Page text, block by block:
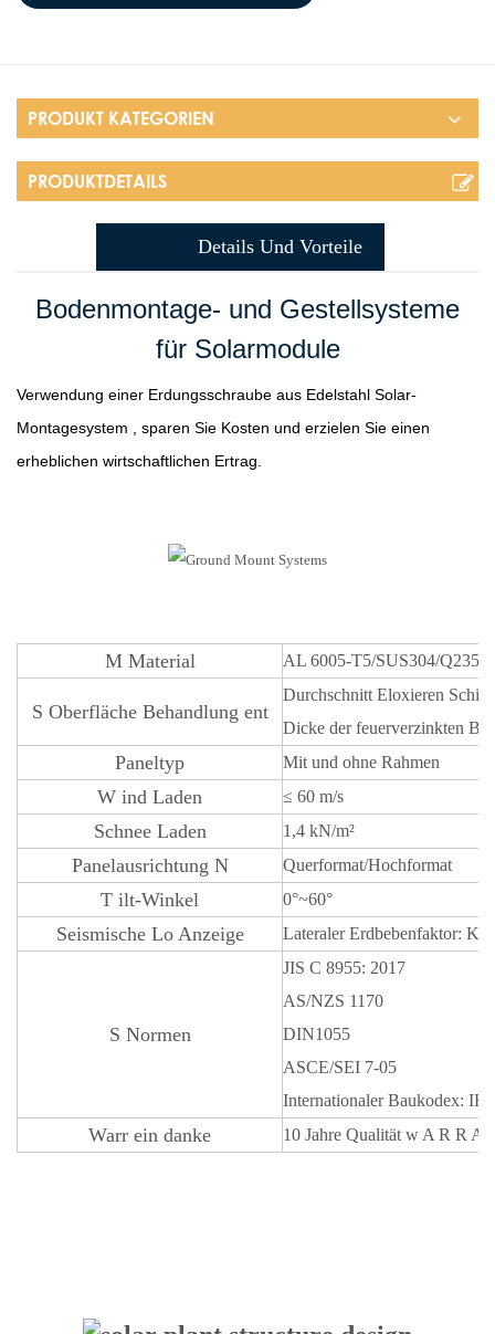
PRODUKT KATEGORIEN
PRODUKTDETAILS
Details Und Vorteile
Bodenmontage- und Gestellsysteme
für Solarmodule
Verwendung einer Erdungsschraube aus Edelstahl Solar-
Montagesystem , sparen Sie Kosten und erzielen Sie einen
erheblichen wirtschaftlichen Ertrag.
M Material AL 6005-T5/SUS304/Q235B
S Oberfläche Behandlung ent
Durchschnitt Eloxieren
Dicke der feuerverzinkten
Paneltyp Mit und ohne Rahmen
W ind Laden ≤ 60 m/s
Schnee Laden 1,4 kN/m²
Panelausrichtung N Querformat/Hochformat
T ilt-Winkel 0°~60°
Seismische Lo Anzeige Lateraler Erdbebenfaktor:
S Normen
JIS C 8955: 2017
AS/NZS 1170
DIN1055
ASCE/SEI 7-05
Internationaler Baukodex:
Warr ein danke 10 Jahre Qualität w A R R A